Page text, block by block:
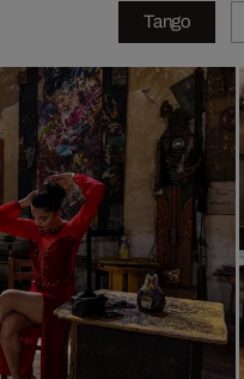
Tango